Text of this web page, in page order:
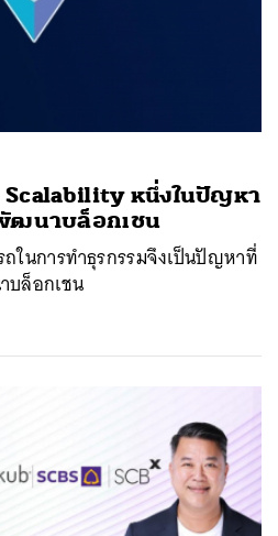
Scalability หนึ่งในปัญหา
ฒนาบล็อกเชน
ในการทำธุรกรรมจึงเป็นปัญหาที่
ล็อกเชน